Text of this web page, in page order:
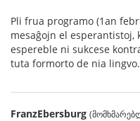
Pli frua programo (1an
mesaĝojn el
espereble ni sukcese
tuta formorto de nia lingvo.
FranzEbersburg